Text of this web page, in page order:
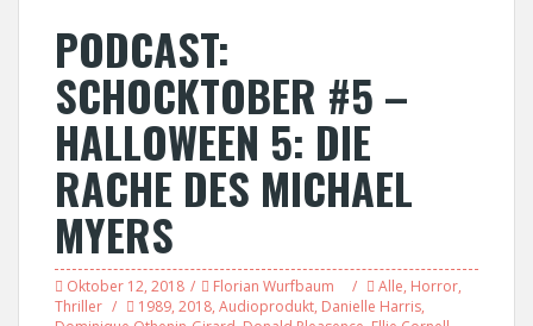
PODCAST:
SCHOCKTOBER #5 –
HALLOWEEN 5: DIE
RACHE DES MICHAEL
MYERS
Oktober 12, 2018 Florian Wurfbaum Alle, Horror,
Thriller
1989, 2018, Audioprodukt, Danielle Harris,